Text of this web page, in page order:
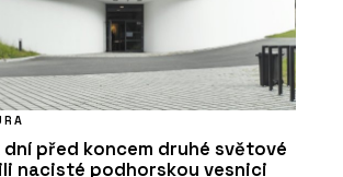
dní před koncem druhé světové
nacisté podhorskou vesnici